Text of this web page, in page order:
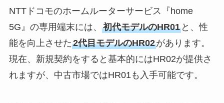
NTTドコモのホームルーターサービス『home
5G』の専用端末には、 初代モデルのHR01と、性
能を向上させた2代目モデルのHR02があります。
現在、新規契約をすると基本的にはHR02が提供さ
れますが、中古市場ではHR01も入手可能です。